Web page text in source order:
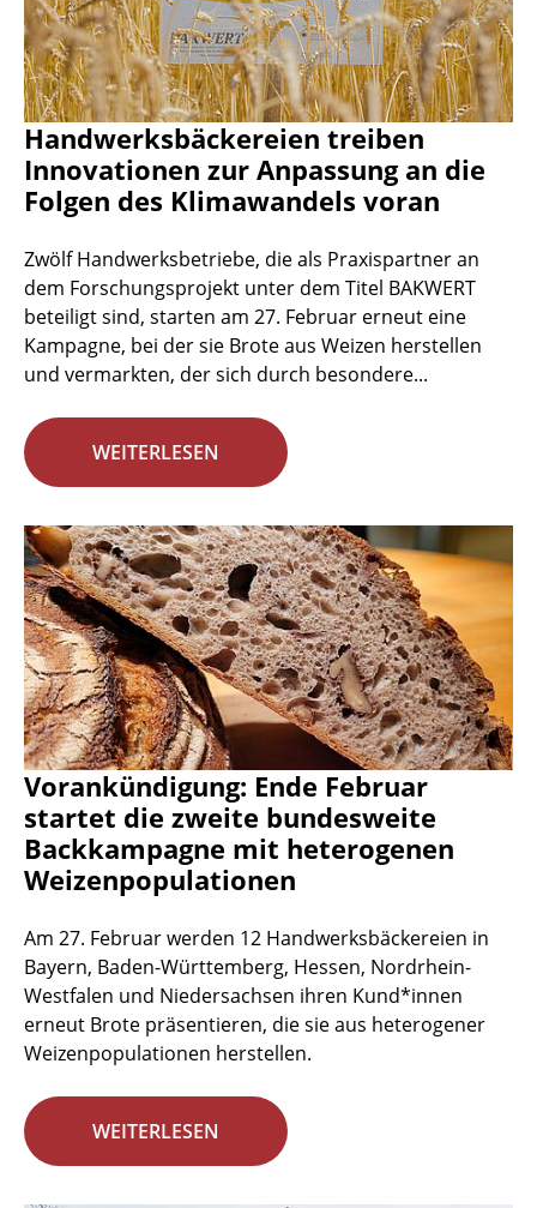
Handwerksbäckereien treiben
Innovationen zur Anpassung an die
Folgen des Klimawandels voran
Zwölf Handwerksbetriebe, die als Praxispartner an
dem Forschungsprojekt unter dem Titel BAKWERT
beteiligt sind, starten am 27. Februar erneut eine
Kampagne, bei der sie Brote aus Weizen herstellen
und vermarkten, der sich durch besondere...
WEITERLESEN
Vorankündigung: Ende Februar
startet die zweite bundesweite
Backkampagne mit heterogenen
Weizenpopulationen
Am 27. Februar werden 12 Handwerksbäckereien in
Bayern, Baden-Württemberg, Hessen, Nordrhein-
Westfalen und Niedersachsen ihren Kund*innen
erneut Brote präsentieren, die sie aus heterogener
Weizenpopulationen herstellen.
WEITERLESEN